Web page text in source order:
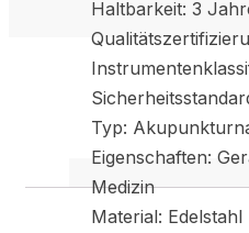
Haltbarkeit: 3
Typ:
Eigenschaften:
Medizin
Material: Edelstahl